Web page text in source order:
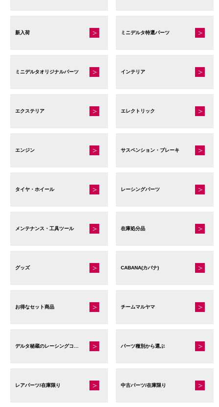
新入荷 ミニデルタ特選パーツ
ミニデルタオリジナルパーツ インテリア
エクステリア エレクトリック
エンジン サスペンション・ブレーキ
タイヤ・ホイール レーシングパーツ
メンテナンス・工具ツール 在庫処分品
グッズ CABANA(カバナ)
お得なセット商品 チームマルヤマ
パーツ種別から選ぶ
レアパーツ/在庫限り 中古パーツ/在庫限り